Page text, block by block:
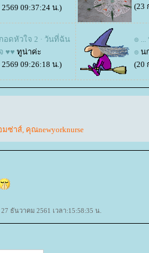
09:37:24 น.)
(23
อดหัวใจ 2 · วันที่ฉัน
♥♥ ทูน่าค่ะ
09:26:18 น.)
๏
๏ น
(20
มซ่าส์, คุณnewyorknurse
ธันวาคม 2561 เวลา:15:58:35 น.